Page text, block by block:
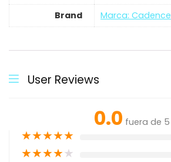
Brand Marca: Cadence
User Reviews
0.0 fuera de 5
★★★★★
★★★★★